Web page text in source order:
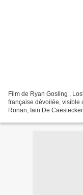
Film de Ryan Gosling ,
française dévoilée, visible
Ronan, Iain De